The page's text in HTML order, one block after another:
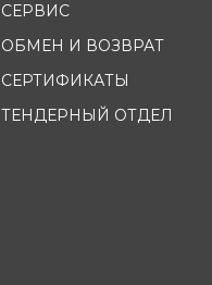
СЕРВИС
ОБМЕН И ВОЗВРАТ
СЕРТИФИКАТЫ
ТЕНДЕРНЫЙ ОТДЕЛ